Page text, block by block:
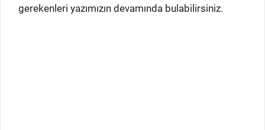
gerekenleri yazımızın devamında bulabilirsiniz.